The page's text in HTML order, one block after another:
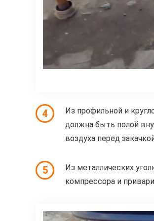
4
Из профильной и
должна быть полой
воздуха перед
5
Из металлических
компрессора и